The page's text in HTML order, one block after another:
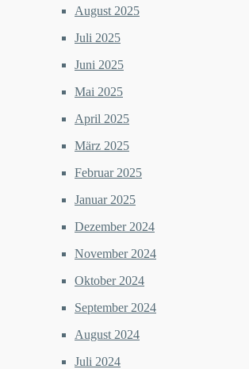
August 2025
Juli 2025
Juni 2025
Mai 2025
April 2025
März 2025
Februar 2025
Januar 2025
Dezember 2024
November 2024
Oktober 2024
September 2024
August 2024
Juli 2024